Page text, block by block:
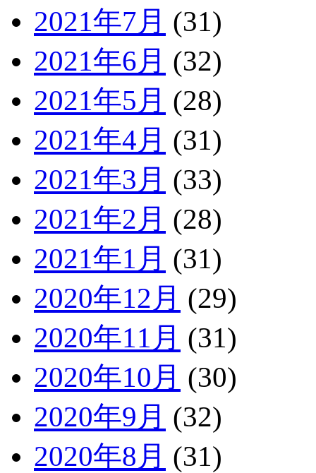
2021年7月 (31)
2021年6月 (32)
2021年5月 (28)
2021年4月 (31)
2021年3月 (33)
2021年2月 (28)
2021年1月 (31)
2020年12月 (29)
2020年11月 (31)
2020年10月 (30)
2020年9月 (32)
2020年8月 (31)